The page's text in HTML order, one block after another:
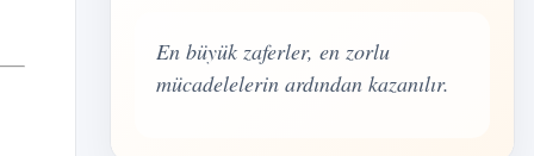
En büyük zaferler, en zorlu
mücadelelerin ardından kazanılır.